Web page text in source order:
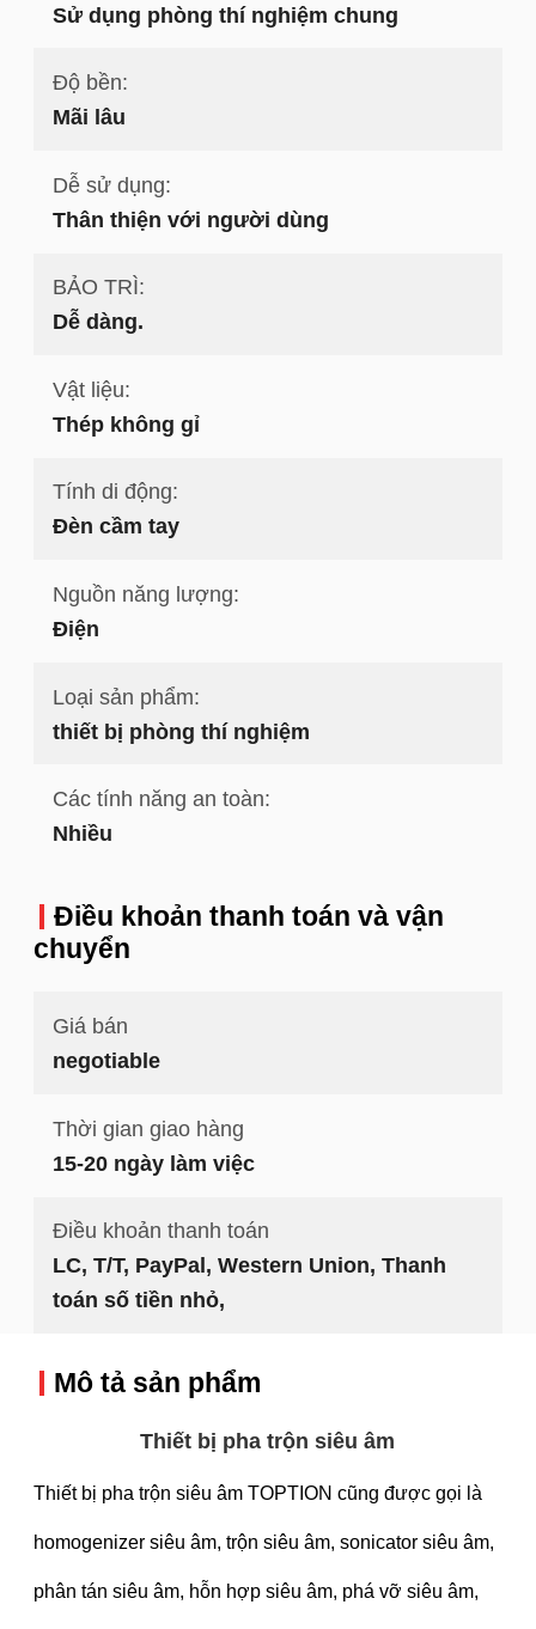
Sử dụng phòng thí nghiệm chung
Độ bền:
Mãi lâu
Dễ sử dụng:
Thân thiện với người dùng
BẢO TRÌ:
Dễ dàng.
Vật liệu:
Thép không gỉ
Tính di động:
Đèn cầm tay
Nguồn năng lượng:
Điện
Loại sản phẩm:
thiết bị phòng thí nghiệm
Các tính năng an toàn:
Nhiều
Điều khoản thanh toán và vận
chuyển
Giá bán
negotiable
Thời gian giao hàng
15-20 ngày làm việc
Điều khoản thanh toán
LC, T/T, PayPal, Western Union, Thanh
toán số tiền nhỏ,
Mô tả sản phẩm
Thiết bị pha trộn siêu âm
Thiết bị pha trộn siêu âm TOPTION cũng được gọi là
homogenizer siêu âm, trộn siêu âm, sonicator siêu âm,
phân tán siêu âm, hỗn hợp siêu âm, phá vỡ siêu âm,